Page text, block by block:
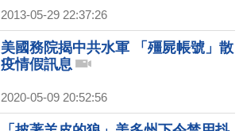
2013-05-29 22:37:26
美國務院揭中共水軍 「殭屍帳號」散
疫情假訊息
2020-05-09 20:52:56